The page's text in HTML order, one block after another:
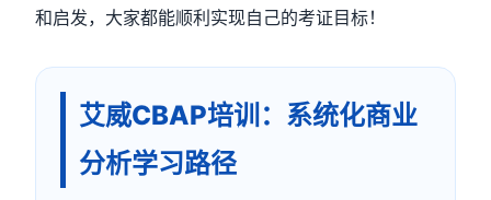
和启发，大家都能顺利实现自己的考证目标！
艾威CBAP培训：系统化商业
分析学习路径